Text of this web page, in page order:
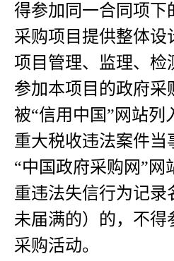
得参加同一合同项下
采购项目提供整体设
项目管理、监理、检
参加本项目的政府采
被“信用中国”网站列
重大税收违法案件当
“中国政府采购网”网
重违法失信行为记录
未届满的）的，不得
采购活动。